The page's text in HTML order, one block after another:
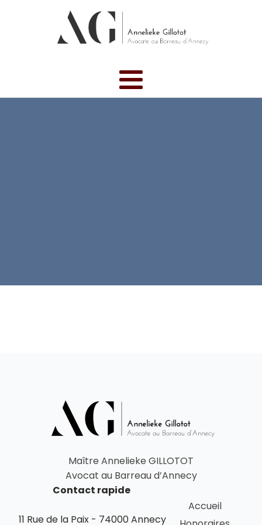
Maître Annelieke GILLOTOT
Avocat au Barreau d’Annecy
Contact rapide
11 Rue de la Paix - 74000 Annecy
Accueil